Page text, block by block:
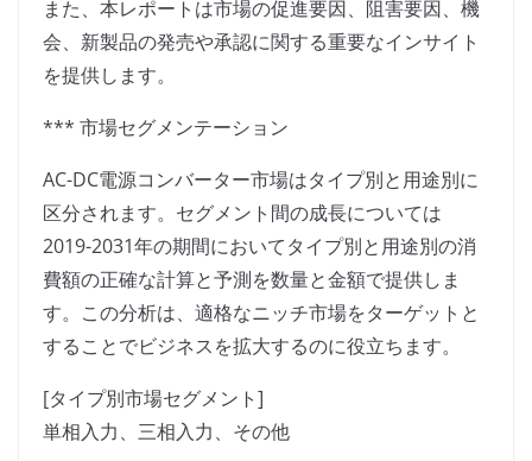
また、本レポートは市場の促進要因、阻害要因、機
会、新製品の発売や承認に関する重要なインサイト
を提供します。
*** 市場セグメンテーション
AC-DC電源コンバーター市場はタイプ別と用途別に
区分されます。セグメント間の成長については
2019-2031年の期間においてタイプ別と用途別の消
費額の正確な計算と予測を数量と金額で提供しま
す。この分析は、適格なニッチ市場をターゲットと
することでビジネスを拡大するのに役立ちます。
[タイプ別市場セグメント]
単相入力、三相入力、その他